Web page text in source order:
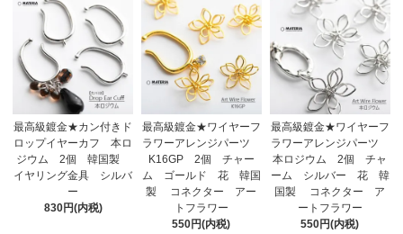
最高級鍍金★カン付きド
ロップイヤーカフ 本ロ
ジウム 2個 韓国製
イヤリング金具 シルバ
ー
830円(内税)
最高級鍍金★ワイヤーフ
ラワーアレンジパーツ
K16GP 2個 チャー
ム ゴールド 花 韓国
製 コネクター アー
トフラワー
550円(内税)
最高級鍍金★ワイヤーフ
ラワーアレンジパーツ
本ロジウム 2個 チャ
ーム シルバー 花 韓
国製 コネクター ア
ートフラワー
550円(内税)